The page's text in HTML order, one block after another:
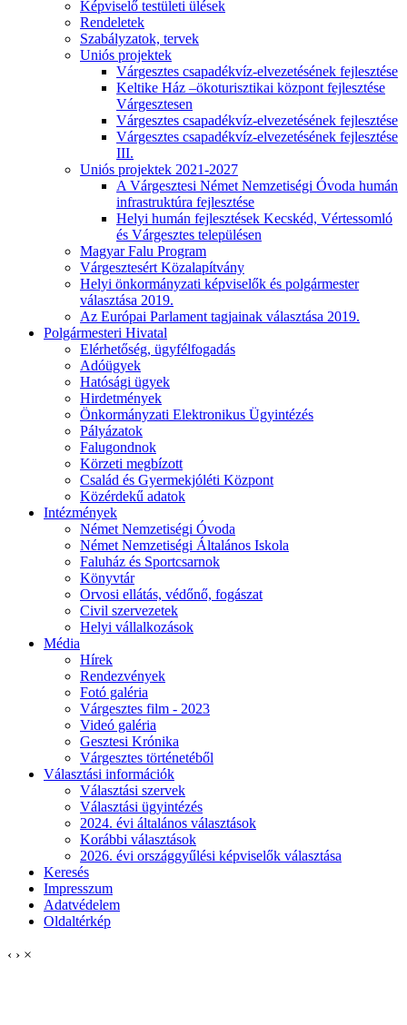
Képviselő testületi ülések
Rendeletek
Szabályzatok, tervek
Uniós projektek
Várgesztes csapadékvíz-elvezetésének fejlesztése
Keltike Ház –ökoturisztikai központ fejlesztése
Várgesztesen
Várgesztes csapadékvíz-elvezetésének fejlesztése
Várgesztes csapadékvíz-elvezetésének fejlesztése
III.
Uniós projektek 2021-2027
A Várgesztesi Német Nemzetiségi Óvoda humán
infrastruktúra fejlesztése
Helyi humán fejlesztések Kecskéd, Vértessomló
és Várgesztes településen
Magyar Falu Program
Várgesztesért Közalapítvány
Helyi önkormányzati képviselők és polgármester
választása 2019.
Az Európai Parlament tagjainak választása 2019.
Polgármesteri Hivatal
Elérhetőség, ügyfélfogadás
Adóügyek
Hatósági ügyek
Hirdetmények
Önkormányzati Elektronikus Ügyintézés
Pályázatok
Falugondnok
Körzeti megbízott
Család és Gyermekjóléti Központ
Közérdekű adatok
Intézmények
Német Nemzetiségi Óvoda
Német Nemzetiségi Általános Iskola
Faluház és Sportcsarnok
Könyvtár
Orvosi ellátás, védőnő, fogászat
Civil szervezetek
Helyi vállalkozások
Média
Hírek
Rendezvények
Fotó galéria
Várgesztes film - 2023
Videó galéria
Gesztesi Krónika
Várgesztes történetéből
Választási információk
Választási szervek
Választási ügyintézés
2024. évi általános választások
Korábbi választások
2026. évi országgyűlési képviselők választása
Keresés
Impresszum
Adatvédelem
Oldaltérkép
‹ › ×